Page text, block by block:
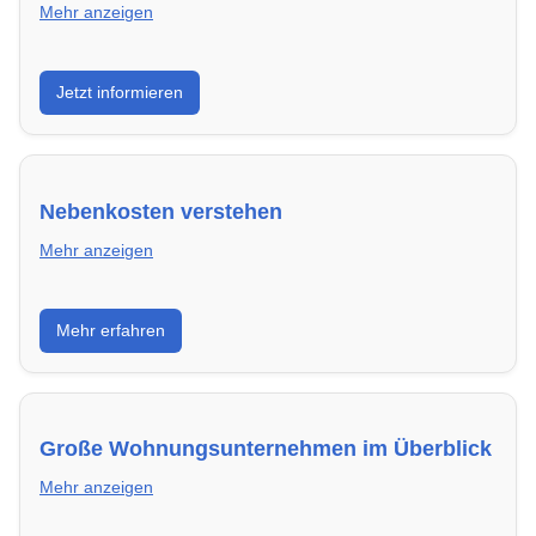
Mehr anzeigen
Wie du in Pforzheim mit einer überzeugenden
Bewerbung die besten Chancen auf deine
Traumwohnung hast – inklusive Mustervorlagen.
Jetzt informieren
Nebenkosten verstehen
Mehr anzeigen
Erfahre, welche Nebenkosten rechtmäßig sind und
wie du deine monatliche Belastung optimieren
kannst.
Mehr erfahren
Große Wohnungsunternehmen im Überblick
Mehr anzeigen